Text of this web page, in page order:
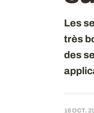
Les
très
des
16 OCT.